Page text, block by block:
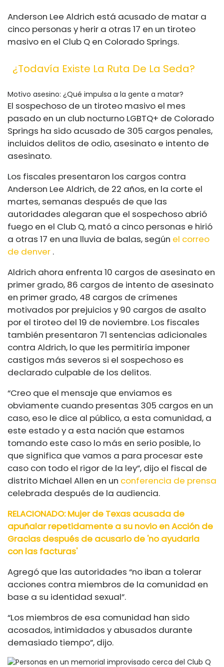
Anderson Lee Aldrich está acusado de matar a
cinco personas y herir a otras 17 en un tiroteo
masivo en el Club Q en Colorado Springs.
¿Todavía Existe La Ruta De La Seda?
Motivo asesino: ¿Qué impulsa a la gente a matar?
El sospechoso de un tiroteo masivo el mes
pasado en un club nocturno LGBTQ+ de Colorado
Springs ha sido acusado de 305 cargos penales,
incluidos delitos de odio, asesinato e intento de
asesinato.
Los fiscales presentaron los cargos contra
Anderson Lee Aldrich, de 22 años, en la corte el
martes, semanas después de que las
autoridades alegaran que el sospechoso abrió
fuego en el Club Q, mató a cinco personas e hirió
a otras 17 en una lluvia de balas, según el correo
de denver .
Aldrich ahora enfrenta 10 cargos de asesinato en
primer grado, 86 cargos de intento de asesinato
en primer grado, 48 cargos de crímenes
motivados por prejuicios y 90 cargos de asalto
por el tiroteo del 19 de noviembre. Los fiscales
también presentaron 71 sentencias adicionales
contra Aldrich, lo que les permitiría imponer
castigos más severos si el sospechoso es
declarado culpable de los delitos.
“Creo que el mensaje que enviamos es
obviamente cuando presentas 305 cargos en un
caso, eso le dice al público, a esta comunidad, a
este estado y a esta nación que estamos
tomando este caso lo más en serio posible, lo
que significa que vamos a para procesar este
caso con todo el rigor de la ley”, dijo el fiscal de
distrito Michael Allen en un conferencia de prensa
celebrada después de la audiencia.
RELACIONADO:Mujer de Texas acusada de
apuñalar repetidamente a su novio en Acción de
Gracias después de acusarlo de 'no ayudarla
con las facturas'
Agregó que las autoridades “no iban a tolerar
acciones contra miembros de la comunidad en
base a su identidad sexual”.
“Los miembros de esa comunidad han sido
acosados, intimidados y abusados ​​durante
demasiado tiempo”, dijo.